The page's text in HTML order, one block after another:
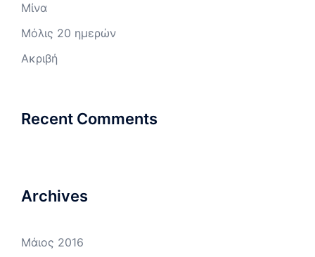
Μίνα
Μόλις 20 ημερών
Ακριβή
Recent Comments
Archives
Μάιος 2016